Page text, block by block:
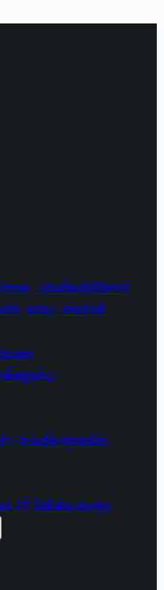
าพ , ประกันอุบัติเหตุ
ท, พรบ., ต่อภาษี
นสด
พื่อธุรกิจ
-สินเชื่อ ทุกชนิด
IT, ไอโฟน,ซัมซุง